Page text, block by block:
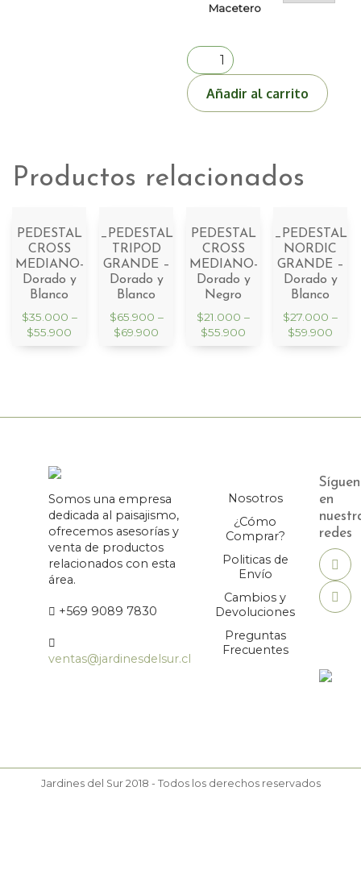
Macetero
PEDESTAL
NORDIC
MEDIANO-
Dorado
cantidad
Añadir al carrito
Productos relacionados
PEDESTAL
CROSS
MEDIANO-
Dorado y
Blanco
$35.000 –
$55.900
_PEDESTAL
TRIPOD
GRANDE –
Dorado y
Blanco
$65.900 –
$69.900
PEDESTAL
CROSS
MEDIANO-
Dorado y
Negro
$21.000 –
$55.900
_PEDESTAL
NORDIC
GRANDE –
Dorado y
Blanco
$27.000 –
$59.900
Somos una empresa
dedicada al paisajismo,
ofrecemos asesorías y
venta de productos
relacionados con esta
área.
+569 9089 7830
ventas@jardinesdelsur.cl
Nosotros
¿Cómo
Comprar?
Politicas de
Envío
Cambios y
Devoluciones
Preguntas
Frecuentes
en
redes
Jardines del Sur 2018 - Todos los derechos reservados